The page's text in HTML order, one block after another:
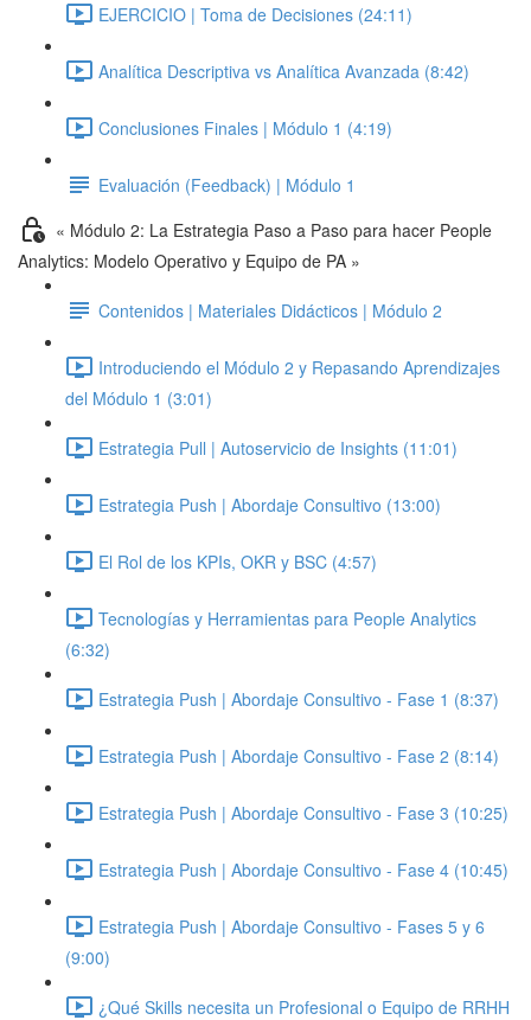
EJERCICIO | Toma de Decisiones (24:11)
Analítica Descriptiva vs Analítica Avanzada (8:42)
Conclusiones Finales | Módulo 1 (4:19)
Evaluación (Feedback) | Módulo 1
« Módulo 2: La Estrategia Paso a Paso para hacer People
Analytics: Modelo Operativo y Equipo de PA »
Contenidos | Materiales Didácticos | Módulo 2
Introduciendo el Módulo 2 y Repasando Aprendizajes
del Módulo 1 (3:01)
Estrategia Pull | Autoservicio de Insights (11:01)
Estrategia Push | Abordaje Consultivo (13:00)
El Rol de los KPIs, OKR y BSC (4:57)
Tecnologías y Herramientas para People Analytics
(6:32)
Estrategia Push | Abordaje Consultivo - Fase 1 (8:37)
Estrategia Push | Abordaje Consultivo - Fase 2 (8:14)
Estrategia Push | Abordaje Consultivo - Fase 3 (10:25)
Estrategia Push | Abordaje Consultivo - Fase 4 (10:45)
Estrategia Push | Abordaje Consultivo - Fases 5 y 6
(9:00)
¿Qué Skills necesita un Profesional o Equipo de RRHH